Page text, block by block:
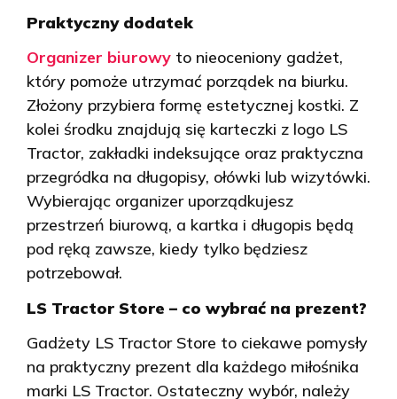
Praktyczny dodatek
Organizer biurowy to nieoceniony gadżet,
który pomoże utrzymać porządek na biurku.
Złożony przybiera formę estetycznej kostki. Z
kolei środku znajdują się karteczki z logo LS
Tractor, zakładki indeksujące oraz praktyczna
przegródka na długopisy, ołówki lub wizytówki.
Wybierając organizer uporządkujesz
przestrzeń biurową, a kartka i długopis będą
pod ręką zawsze, kiedy tylko będziesz
potrzebował.
LS Tractor Store – co wybrać na prezent?
Gadżety LS Tractor Store to ciekawe pomysły
na praktyczny prezent dla każdego miłośnika
marki LS Tractor. Ostateczny wybór, należy